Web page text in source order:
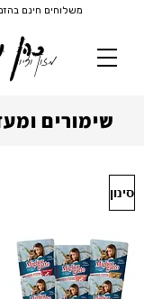
משלוחים חינם בהזמנות
כהן מזון וציוד
שימורים
סינון